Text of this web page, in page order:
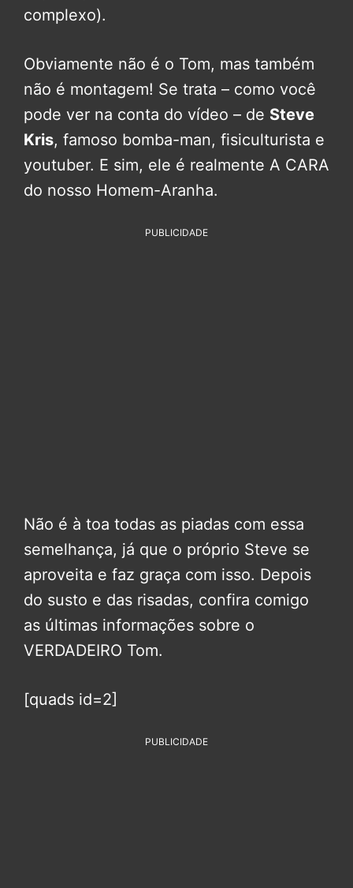
complexo).
Obviamente não é o Tom, mas também
não é montagem! Se trata – como você
pode ver na conta do vídeo – de Steve
Kris, famoso bomba-man, fisiculturista e
youtuber. E sim, ele é realmente A CARA
do nosso Homem-Aranha.
PUBLICIDADE
Não é à toa todas as piadas com essa
semelhança, já que o próprio Steve se
aproveita e faz graça com isso. Depois
do susto e das risadas, confira comigo
as últimas informações sobre o
VERDADEIRO Tom.
[quads id=2]
PUBLICIDADE